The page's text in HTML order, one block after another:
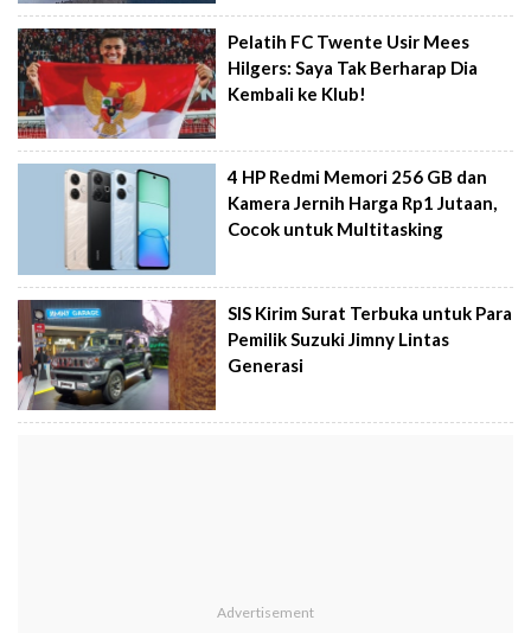
Pelatih FC Twente Usir Mees
Hilgers: Saya Tak Berharap Dia
Kembali ke Klub!
4 HP Redmi Memori 256 GB dan
Kamera Jernih Harga Rp1 Jutaan,
Cocok untuk Multitasking
SIS Kirim Surat Terbuka untuk Para
Pemilik Suzuki Jimny Lintas
Generasi